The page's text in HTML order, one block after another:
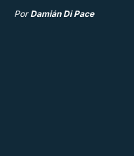
Por Damián Di Pace